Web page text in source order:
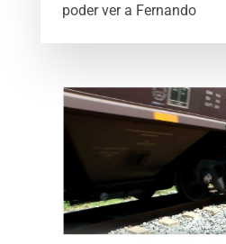
poder ver a Fernando